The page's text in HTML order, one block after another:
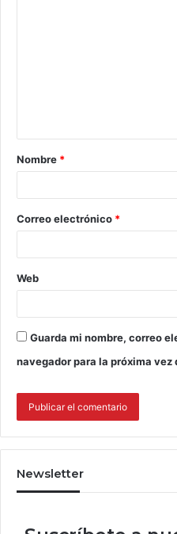
Nombre *
Correo electrónico *
Web
Guarda mi nombre, correo
navegador para la próxima vez
Newsletter